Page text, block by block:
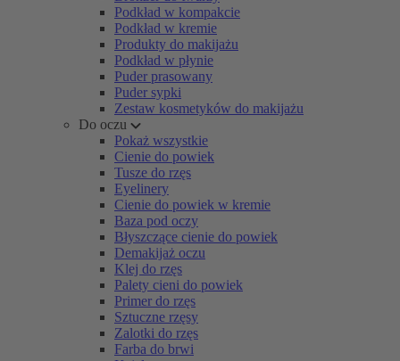
Podkład w kompakcie
Podkład w kremie
Produkty do makijażu
Podkład w płynie
Puder prasowany
Puder sypki
Zestaw kosmetyków do makijażu
Do oczu
Pokaż wszystkie
Cienie do powiek
Tusze do rzęs
Eyelinery
Cienie do powiek w kremie
Baza pod oczy
Błyszczące cienie do powiek
Demakijaż oczu
Klej do rzęs
Palety cieni do powiek
Primer do rzęs
Sztuczne rzęsy
Zalotki do rzęs
Farba do brwi